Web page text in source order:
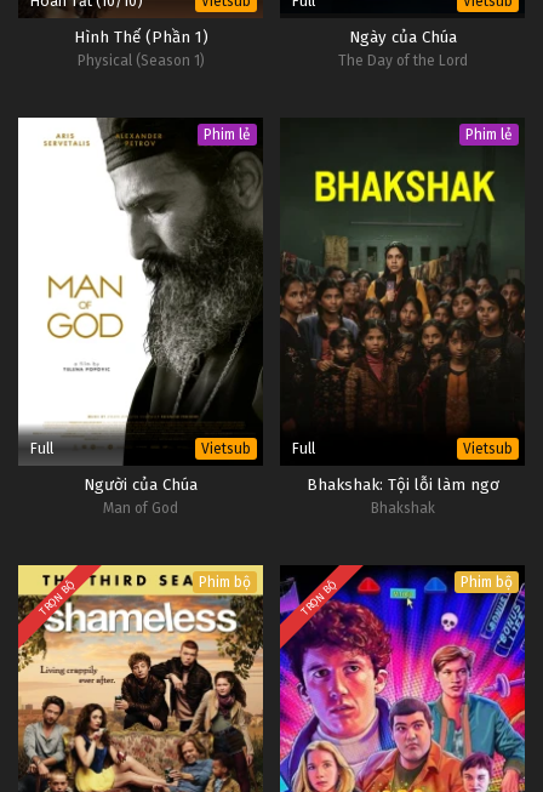
Hình Thể (Phần 1)
Physical (Season 1)
Ngày của Chúa
The Day of the Lord
Phim lẻ
Full Vietsub
Người của Chúa
Man of God
Phim lẻ
Full Vietsub
Bhakshak: Tội lỗi làm ngơ
Bhakshak
TRỌN BỘ Phim bộ TRỌN BỘ Phim bộ